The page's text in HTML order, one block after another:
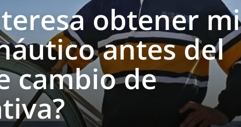
obtener mi
antes del
cambio de